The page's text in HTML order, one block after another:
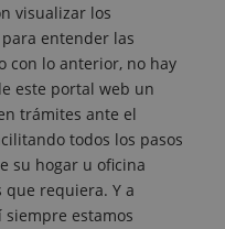
visualizar los
entender las
con lo anterior, no hay
este portal web un
trámites ante el
todos los pasos
su hogar u oficina
que requiera. Y a
estamos